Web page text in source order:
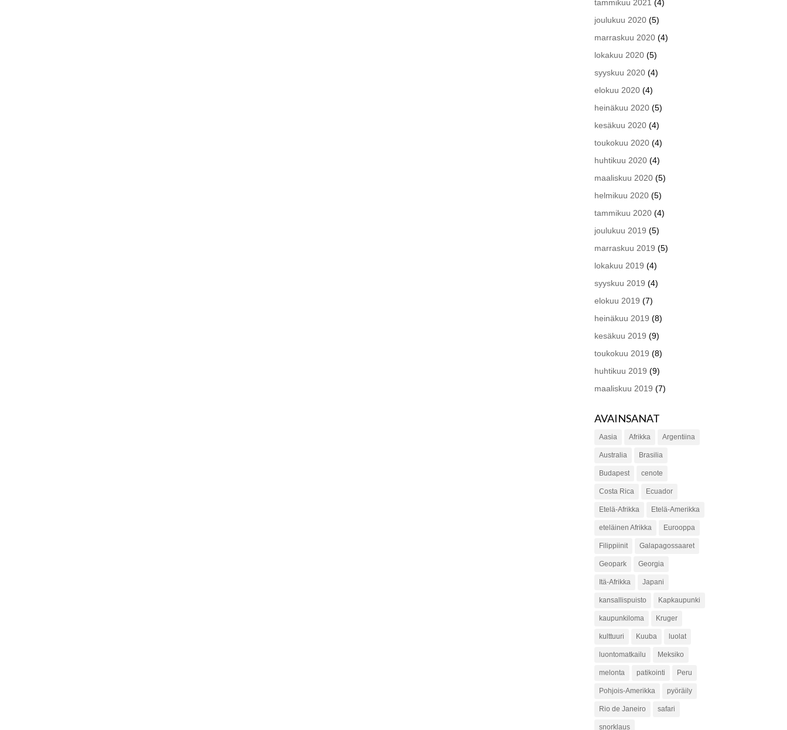
tammikuu 2021 (4)
joulukuu 2020 (5)
marraskuu 2020 (4)
lokakuu 2020 (5)
syyskuu 2020 (4)
elokuu 2020 (4)
heinäkuu 2020 (5)
kesäkuu 2020 (4)
toukokuu 2020 (4)
huhtikuu 2020 (4)
maaliskuu 2020 (5)
helmikuu 2020 (5)
tammikuu 2020 (4)
joulukuu 2019 (5)
marraskuu 2019 (5)
lokakuu 2019 (4)
syyskuu 2019 (4)
elokuu 2019 (7)
heinäkuu 2019 (8)
kesäkuu 2019 (9)
toukokuu 2019 (8)
huhtikuu 2019 (9)
maaliskuu 2019 (7)
AVAINSANAT
Aasia Afrikka Argentiina
Australia Brasilia
Budapest cenote
Costa Rica Ecuador
Etelä-Afrikka Etelä-Amerikka
eteläinen Afrikka Eurooppa
Filippiinit Galapagossaaret
Geopark Georgia
Itä-Afrikka Japani
kansallispuisto Kapkaupunki
kaupunkiloma Kruger
kulttuuri Kuuba luolat
luontomatkailu Meksiko
melonta patikointi Peru
Pohjois-Amerikka pyöräily
Rio de Janeiro safari
snorklaus